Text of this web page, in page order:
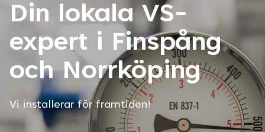
Din lokala VS-
expert i Finspång
och Norrköping
Vi installerar för framtiden!